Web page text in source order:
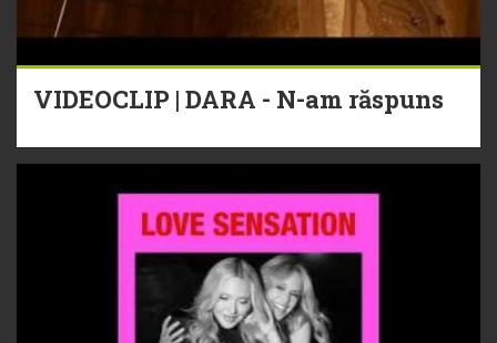
VIDEOCLIP | DARA - N-am răspuns